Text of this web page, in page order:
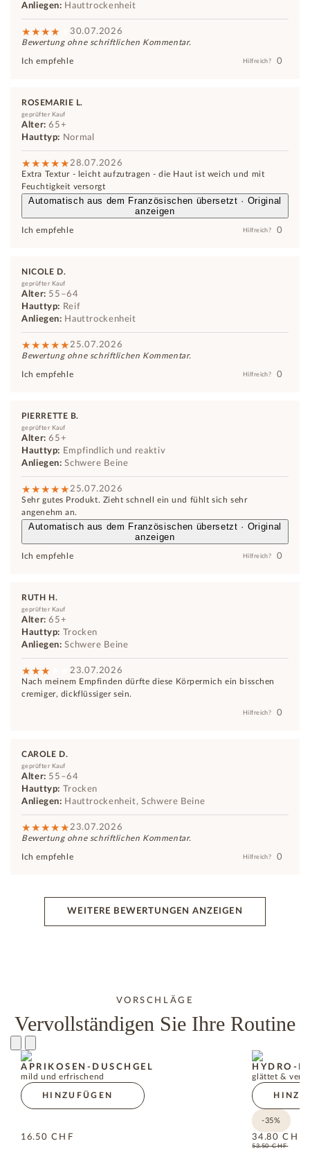
Anliegen: Hauttrockenheit
30.07.2026
Bewertung ohne schriftlichen Kommentar.
Ich empfehle Hilfreich? 0
ROSEMARIE L.
geprüfter Kauf
Alter: 65+
Hauttyp: Normal
28.07.2026
Extra Textur - leicht aufzutragen - die Haut ist weich und mit
Feuchtigkeit versorgt
Automatisch aus dem Französischen übersetzt · Original
anzeigen
Ich empfehle Hilfreich? 0
NICOLE D.
geprüfter Kauf
Alter: 55–64
Hauttyp: Reif
Anliegen: Hauttrockenheit
25.07.2026
Bewertung ohne schriftlichen Kommentar.
Ich empfehle Hilfreich? 0
PIERRETTE B.
geprüfter Kauf
Alter: 65+
Hauttyp: Empfindlich und reaktiv
Anliegen: Schwere Beine
25.07.2026
Sehr gutes Produkt. Zieht schnell ein und fühlt sich sehr
angenehm an.
Automatisch aus dem Französischen übersetzt · Original
anzeigen
Ich empfehle Hilfreich? 0
RUTH H.
geprüfter Kauf
Alter: 65+
Hauttyp: Trocken
Anliegen: Schwere Beine
23.07.2026
Nach meinem Empfinden dürfte diese Körpermich ein bisschen
cremiger, dickflüssiger sein.
Hilfreich? 0
CAROLE D.
geprüfter Kauf
Alter: 55–64
Hauttyp: Trocken
Anliegen: Hauttrockenheit, Schwere Beine
23.07.2026
Bewertung ohne schriftlichen Kommentar.
Ich empfehle Hilfreich? 0
WEITERE BEWERTUNGEN ANZEIGEN
VORSCHLÄGE
Vervollständigen Sie Ihre Routine
APRIKOSEN-DUSCHGEL
mild und erfrischend
HINZUFÜGEN
16.50 CHF
HYDRO-
glättet &
-35%
34.80 CHF
53.50CHF